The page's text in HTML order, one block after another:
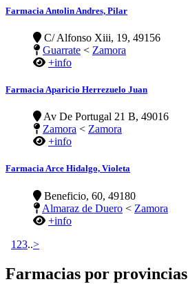
Farmacia Antolin Andres, Pilar
C/ Alfonso Xiii, 19, 49156
Guarrate < Zamora
+info
Farmacia Aparicio Herrezuelo Juan
Av De Portugal 21 B, 49016
Zamora < Zamora
+info
Farmacia Arce Hidalgo, Violeta
Beneficio, 60, 49180
Almaraz de Duero < Zamora
+info
1 23..>
Farmacias por provincias